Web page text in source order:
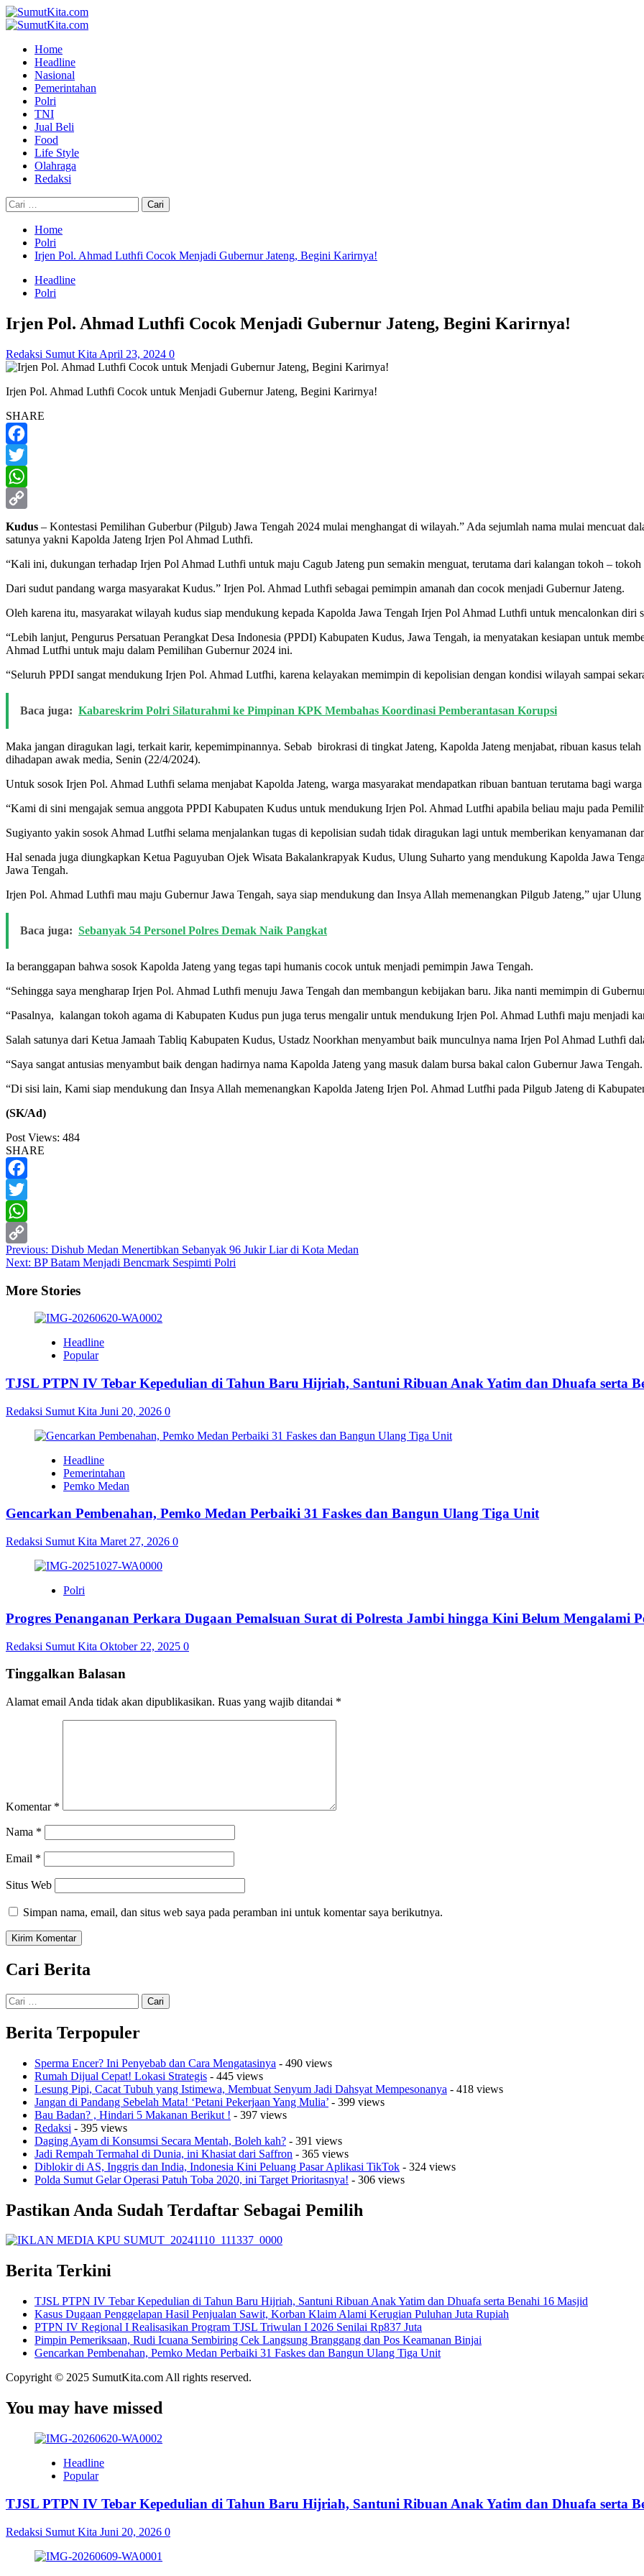
Skip
to
Primary
Home
Headline
Nasional
Pemerintahan
Polri
TNI
Jual Beli
Food
Life Style
Olahraga
Redaksi
Cari
untuk:
Home
Polri
Irjen Pol. Ahmad Luthfi Cocok Menjadi Gubernur Jateng, Begini Karirnya!
Headline
Polri
Irjen Pol. Ahmad Luthfi Cocok Menjadi Gubernur Jateng, Begini Karirnya!
Redaksi Sumut Kita April 23, 2024 0
Irjen Pol. Ahmad Luthfi Cocok untuk Menjadi Gubernur Jateng, Begini Karirnya!
SHARE
Facebook
Twitter
WhatsApp
Link
Kudus – Kontestasi Pemilihan Guberbur (Pilgub) Jawa Tengah 2024 mulai menghangat di wilayah.” Ada sejumlah nama mulai mencuat
satunya yakni Kapolda Jateng Irjen Pol Ahmad Luthfi.
“Kali ini, dukungan terhadap Irjen Pol Ahmad Luthfi untuk maju Cagub Jateng pun semakin menguat, terutama dari kalangan tokoh –
Dari sudut pandang warga masyarakat Kudus.” Irjen Pol. Ahmad Luthfi sebagai pemimpin amanah dan cocok menjadi Gubernur Jateng.
Oleh karena itu, masyarakat wilayah kudus siap mendukung kepada Kapolda Jawa Tengah Irjen Pol Ahmad Luthfi untuk mencalonkan diri
“Lebih lanjut, Pengurus Persatuan Perangkat Desa Indonesia (PPDI) Kabupaten Kudus, Jawa Tengah, ia menyatakan kesiapan untuk
Ahmad Lutfhi untuk maju dalam Pemilihan Gubernur 2024 ini.
“Seluruh PPDI sangat mendukung Irjen Pol. Ahmad Lutfhi, karena kelayakan memimpin di kepolisian dengan kondisi wilayah sampai
Baca juga: Kabareskrim Polri Silaturahmi ke Pimpinan KPK Membahas Koordinasi Pemberantasan Korupsi
Maka jangan diragukan lagi, terkait karir, kepemimpinannya. Sebab birokrasi di tingkat Jateng, Kapolda Jateng menjabat, ribuan kasus
dihadapan awak media, Senin (22/4/2024).
Untuk sosok Irjen Pol. Ahmad Luthfi selama menjabat Kapolda Jateng, warga masyarakat mendapatkan ribuan bantuan terutama bagi
“Kami di sini mengajak semua anggota PPDI Kabupaten Kudus untuk mendukung Irjen Pol. Ahmad Lutfhi apabila beliau maju pada
Sugiyanto yakin sosok Ahmad Lutfhi selama menjalankan tugas di kepolisian sudah tidak diragukan lagi untuk memberikan kenyamanan
Hal senada juga diungkapkan Ketua Paguyuban Ojek Wisata Bakalankrapyak Kudus, Ulung Suharto yang mendukung Kapolda Jawa
Jawa Tengah.
Irjen Pol. Ahmad Luthfi mau maju Gubernur Jawa Tengah, saya siap mendukung dan Insya Allah memenangkan Pilgub Jateng,” ujar Ulung
Baca juga: Sebanyak 54 Personel Polres Demak Naik Pangkat
Ia beranggapan bahwa sosok Kapolda Jateng yang tegas tapi humanis cocok untuk menjadi pemimpin Jawa Tengah.
“Sehingga saya mengharap Irjen Pol. Ahmad Luthfi menuju Jawa Tengah dan membangun kebijakan baru. Jika nanti memimpin di
“Pasalnya, kalangan tokoh agama di Kabupaten Kudus pun juga terus mengalir untuk mendukung Irjen Pol. Ahmad Luthfi maju menjadi
Salah satunya dari Ketua Jamaah Tabliq Kabupaten Kudus, Ustadz Noorkhan menyambut baik munculnya nama Irjen Pol Ahmad Luthfi
“Saya sangat antusias menyambut baik dengan hadirnya nama Kapolda Jateng yang masuk dalam bursa bakal calon Gubernur Jawa Tengah.
“Di sisi lain, Kami siap mendukung dan Insya Allah memenangkan Kapolda Jateng Irjen Pol. Ahmad Lutfhi pada Pilgub Jateng di
(SK/Ad)
Post Views: 484
SHARE
Facebook
Twitter
WhatsApp
Copy
Post
navigation
Previous: Dishub Medan Menertibkan Sebanyak 96 Jukir Liar di Kota Medan
Next: BP Batam Menjadi Bencmark Sespimti Polri
More Stories
Headline
Popular
TJSL PTPN IV Tebar Kepedulian di Tahun Baru Hijriah, Santuni Ribuan Anak Yatim dan Dhuafa serta
Redaksi Sumut Kita Juni 20, 2026 0
Headline
Pemerintahan
Pemko Medan
Gencarkan Pembenahan, Pemko Medan Perbaiki 31 Faskes dan Bangun Ulang Tiga Unit
Redaksi Sumut Kita Maret 27, 2026 0
Polri
Progres Penanganan Perkara Dugaan Pemalsuan Surat di Polresta Jambi hingga Kini Belum Mengalami
Redaksi Sumut Kita Oktober 22, 2025 0
Tinggalkan Balasan
Alamat email Anda tidak akan dipublikasikan. Ruas yang wajib ditandai *
Komentar *
Nama *
Email *
Situs Web
Simpan nama, email, dan situs web saya pada peramban ini untuk komentar saya berikutnya.
Cari Berita
Cari
untuk:
Berita Terpopuler
Sperma Encer? Ini Penyebab dan Cara Mengatasinya - 490 views
Rumah Dijual Cepat! Lokasi Strategis - 445 views
Lesung Pipi, Cacat Tubuh yang Istimewa, Membuat Senyum Jadi Dahsyat Mempesonanya - 418 views
Jangan di Pandang Sebelah Mata! ‘Petani Pekerjaan Yang Mulia’ - 399 views
Bau Badan? , Hindari 5 Makanan Berikut ! - 397 views
Redaksi - 395 views
Daging Ayam di Konsumsi Secara Mentah, Boleh kah? - 391 views
Jadi Rempah Termahal di Dunia, ini Khasiat dari Saffron - 365 views
Diblokir di AS, Inggris dan India, Indonesia Kini Peluang Pasar Aplikasi TikTok - 324 views
Polda Sumut Gelar Operasi Patuh Toba 2020, ini Target Prioritasnya! - 306 views
Pastikan Anda Sudah Terdaftar Sebagai Pemilih
Berita Terkini
TJSL PTPN IV Tebar Kepedulian di Tahun Baru Hijriah, Santuni Ribuan Anak Yatim dan Dhuafa serta Benahi 16 Masjid
Kasus Dugaan Penggelapan Hasil Penjualan Sawit, Korban Klaim Alami Kerugian Puluhan Juta Rupiah
PTPN IV Regional I Realisasikan Program TJSL Triwulan I 2026 Senilai Rp837 Juta
Pimpin Pemeriksaan, Rudi Icuana Sembiring Cek Langsung Branggang dan Pos Keamanan Binjai
Gencarkan Pembenahan, Pemko Medan Perbaiki 31 Faskes dan Bangun Ulang Tiga Unit
Copyright © 2025 SumutKita.com All rights reserved.
You may have missed
Headline
Popular
TJSL PTPN IV Tebar Kepedulian di Tahun Baru Hijriah, Santuni Ribuan Anak Yatim dan Dhuafa serta
Redaksi Sumut Kita Juni 20, 2026 0